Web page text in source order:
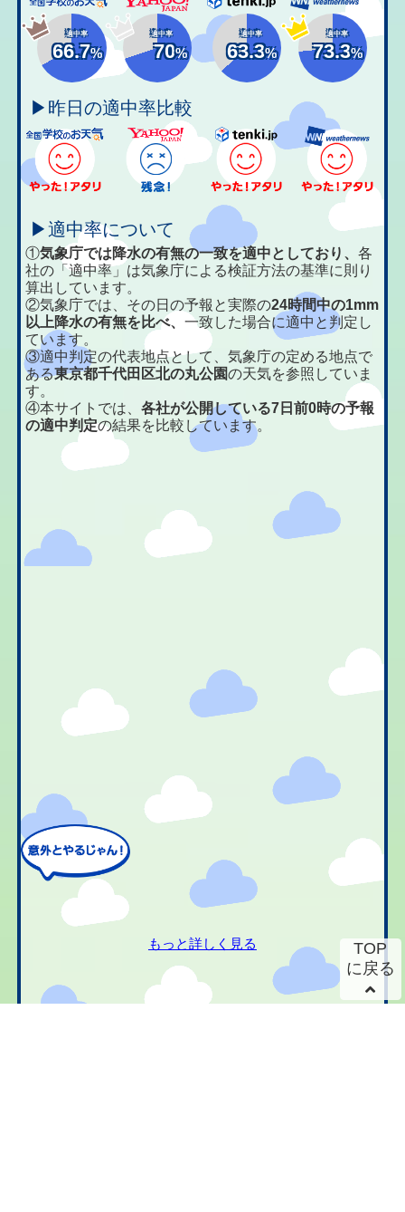
適中率
66.7%
適中率
70%
適中率
63.3%
適中率
73.3%
▶昨日の適中率比較
▶適中率について
①気象庁では降水の有無の一致を適中としており、各
社の「適中率」は気象庁による検証方法の基準に則り
算出しています。
②気象庁では、その日の予報と実際の24時間中の1mm
以上降水の有無を比べ、一致した場合に適中と判定し
ています。
③適中判定の代表地点として、気象庁の定める地点で
ある東京都千代田区北の丸公園の天気を参照していま
す。
④本サイトでは、各社が公開している7日前0時の予報
の適中判定の結果を比較しています。
もっと詳しく見る
TOP
に戻る